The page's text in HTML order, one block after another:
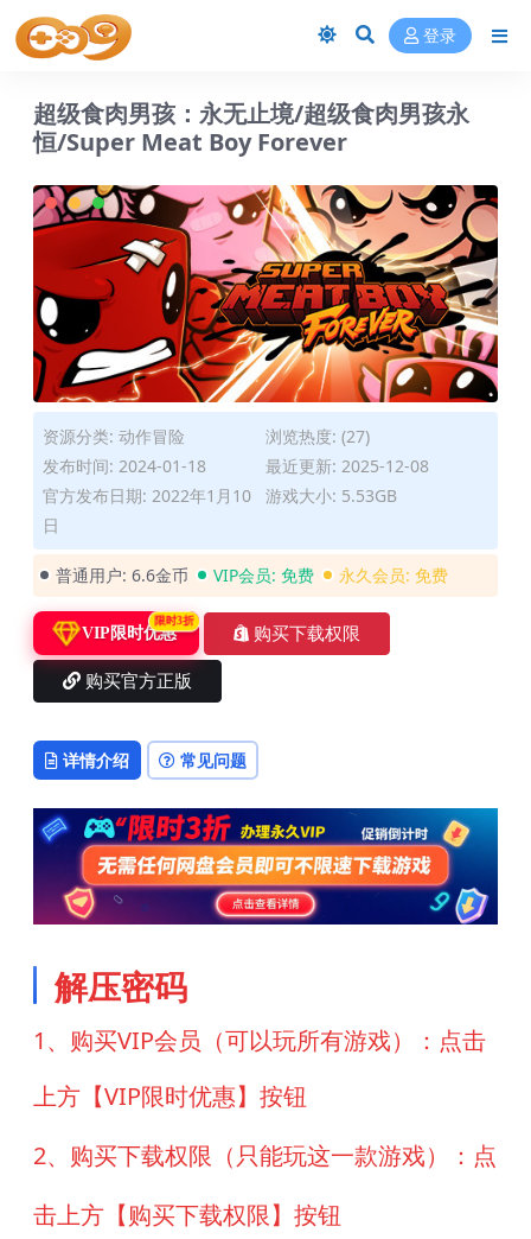
登录
超级食肉男孩：永无止境/超级食肉男孩永
恒/Super Meat Boy Forever
资源分类: 动作冒险
浏览热度: (27)
发布时间: 2024-01-18
最近更新: 2025-12-08
官方发布日期: 2022年1月10
日
游戏大小: 5.53GB
普通用户: 6.6金币 VIP会员: 免费 永久会员: 免费
VIP限时优惠
限时3折
购买下载权限
购买官方正版
详情介绍 常见问题
解压密码
1、购买VIP会员（可以玩所有游戏）：点击
上方【VIP限时优惠】按钮
2、购买下载权限（只能玩这一款游戏）：点
击上方【购买下载权限】按钮